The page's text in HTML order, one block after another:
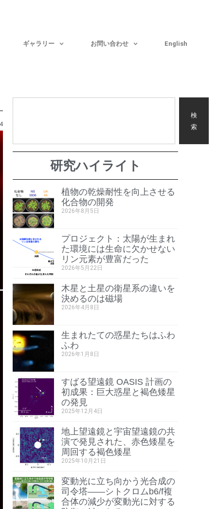
ギャラリー お問い合わせ English
検
索
研究ハイライト
植物の乾燥耐性を向上させる
化合物の開発
2026年8月5日
プロジェクト：太陽が生まれ
た環境には生命に欠かせない
リン元素が豊富だった
2026年5月22日
⽊星と⼟星の衛星系の違いを
決めるのは磁場
2026年4月8日
生まれたての惑星たちはふわ
ふわ
2026年1月8日
すばる望遠鏡 OASIS 計画の
初成果：巨大惑星と褐色矮星
の発見
2025年12月4日
地上望遠鏡と宇宙望遠鏡の共
演で発見された、赤色矮星を
周回する褐色矮星
2025年10月21日
変動光に立ち向かう光合成の
司令塔――シトクロムb6/f複
合体の減少が変動光に対する